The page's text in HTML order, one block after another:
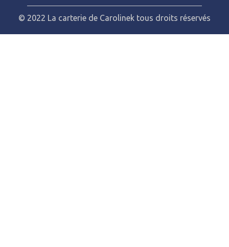
© 2022 La carterie de Carolinek tous droits réservés